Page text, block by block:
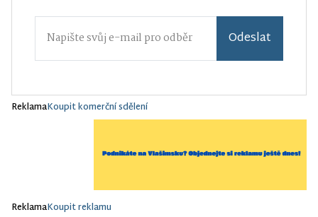
Odeslat
ReklamaKoupit komerční sdělení
ReklamaKoupit reklamu